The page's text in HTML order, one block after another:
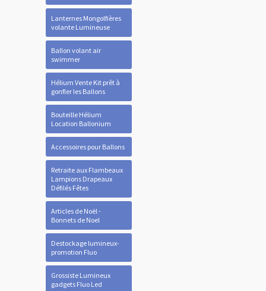
Lanternes Mongolfières
volante Lumineuse
Ballon volant air
swimmer
Hélium Vente Kit prêt à
gonfler les Ballons
Bouteille Hélium
Location Ballonium
Accessoires pour Ballons
Retraite aux Flambeaux
Lampions Drapeaux
Défilés Fêtes
Articles de Noël -
Bonnets de Noel
Destockage lumineux-
promotion Fluo
Grossiste Lumineux
gadgets Fluo Led